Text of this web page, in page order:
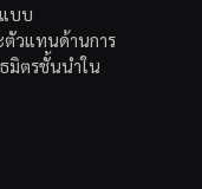
บบ
วแทนด้านการ
มิตรชั้นนำใน